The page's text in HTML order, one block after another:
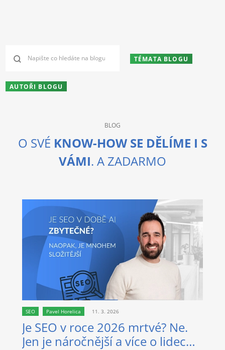
TÉMATA BLOGU
AUTOŘI BLOGU
BLOG
O SVÉ KNOW-HOW SE DĚLÍME I S
VÁMI. A ZADARMO
SEO Pavel Horelica 11. 3. 2026
Je SEO v roce 2026 mrtvé? Ne.
Jen je náročnější a více o lidech